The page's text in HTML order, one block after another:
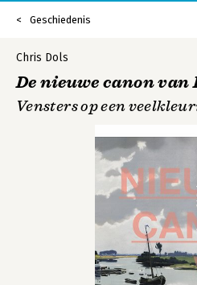
Geschiedenis
Chris Dols
De nieuwe canon
Vensters op een